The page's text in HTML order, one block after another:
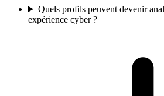
Quels profils peuvent devenir
expérience cyber ?